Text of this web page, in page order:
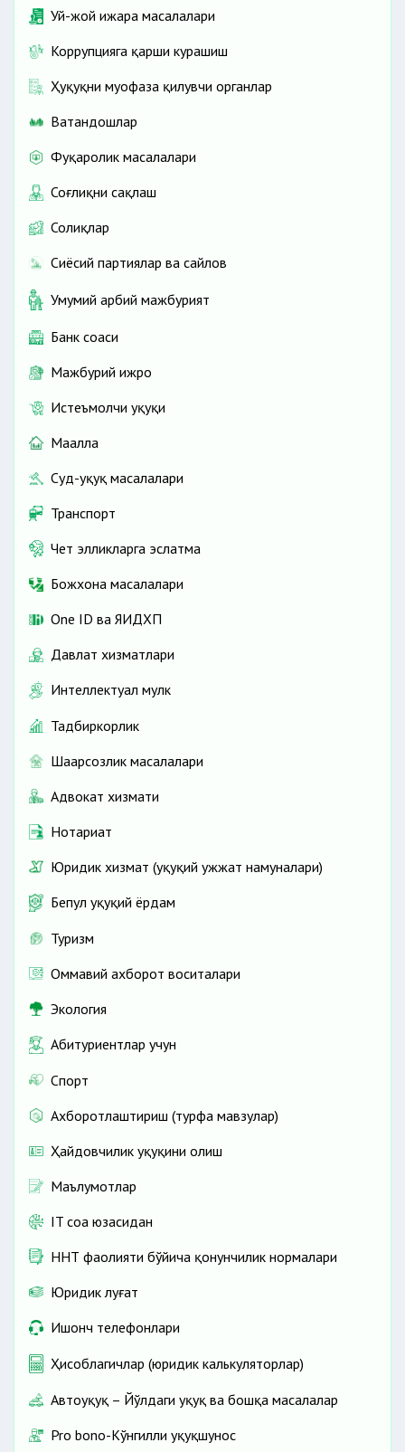
Уй-жой ижара масалалари
Коррупцияга қарши курашиш
Ҳуқуқни муҳофаза қилувчи органлар
Ватандошлар
Фуқаролик масалалари
Соғлиқни сақлаш
Солиқлар
Сиёсий партиялар ва сайлов
Умумий ҳарбий мажбурият
Банк соҳаси
Мажбурий ижро
Истеъмолчи ҳуқуқи
Маҳалла
Суд-ҳуқуқ масалалари
Транспорт
Чет элликларга эслатма
Божхона масалалари
One ID ва ЯИДХП
Давлат хизматлари
Интеллектуал мулк
Тадбиркорлик
Шаҳарсозлик масалалари
Адвокат хизмати
Нотариат
Юридик хизмат (ҳуқуқий ҳужжат намуналари)
Бепул ҳуқуқий ёрдам
Туризм
Оммавий ахборот воситалари
Экология
Абитуриентлар учун
Спорт
Ахборотлаштириш (турфа мавзулар)
Ҳайдовчилик ҳуқуқини олиш
Маълумотлар
IT соҳа юзасидан
ННТ фаолияти бўйича қонунчилик нормалари
Юридик луғат
Ишонч телефонлари
Ҳисоблагичлар (юридик калькуляторлар)
Автоҳуқуқ – Йўлдаги ҳуқуқ ва бошқа масалалар
Pro bono-Кўнгилли ҳуқуқшунос